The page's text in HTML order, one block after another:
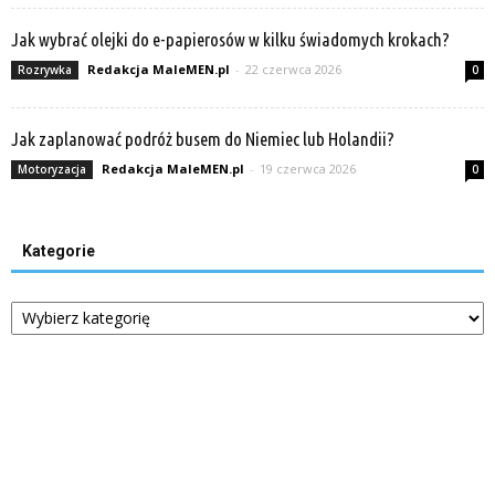
Jak wybrać olejki do e-papierosów w kilku świadomych krokach?
Rozrywka Redakcja MaleMEN.pl - 22 czerwca 2026 0
Jak zaplanować podróż busem do Niemiec lub Holandii?
Motoryzacja Redakcja MaleMEN.pl - 19 czerwca 2026 0
Kategorie
Kategorie